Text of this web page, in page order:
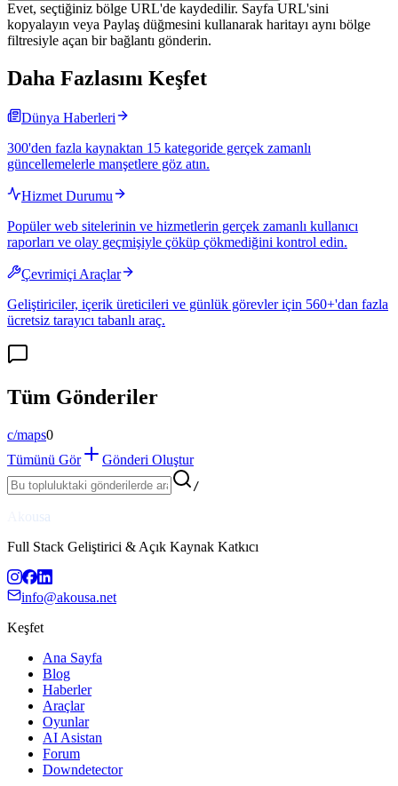
Evet, seçtiğiniz bölge URL'de kaydedilir. Sayfa URL'sini
kopyalayın veya Paylaş düğmesini kullanarak haritayı aynı bölge
filtresiyle açan bir bağlantı gönderin.
Daha Fazlasını Keşfet
Dünya Haberleri
300'den fazla kaynaktan 15 kategoride gerçek zamanlı
güncellemelerle manşetlere göz atın.
Hizmet Durumu
Popüler web sitelerinin ve hizmetlerin gerçek zamanlı kullanıcı
raporları ve olay geçmişiyle çöküp çökmediğini kontrol edin.
Çevrimiçi Araçlar
Geliştiriciler, içerik üreticileri ve günlük görevler için 560+'dan fazla
ücretsiz tarayıcı tabanlı araç.
Tüm Gönderiler
c/maps0
Tümünü Gör
Gönderi Oluştur
/
Akousa
Full Stack Geliştirici & Açık Kaynak Katkıcı
info@akousa.net
Keşfet
Ana Sayfa
Blog
Haberler
Araçlar
Oyunlar
AI Asistan
Forum
Downdetector